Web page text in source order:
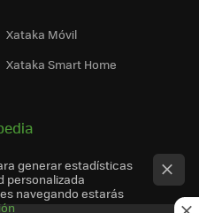
Xataka Móvil
Xataka Smart Home
generar estadísticas
personalizada
navegando estarás